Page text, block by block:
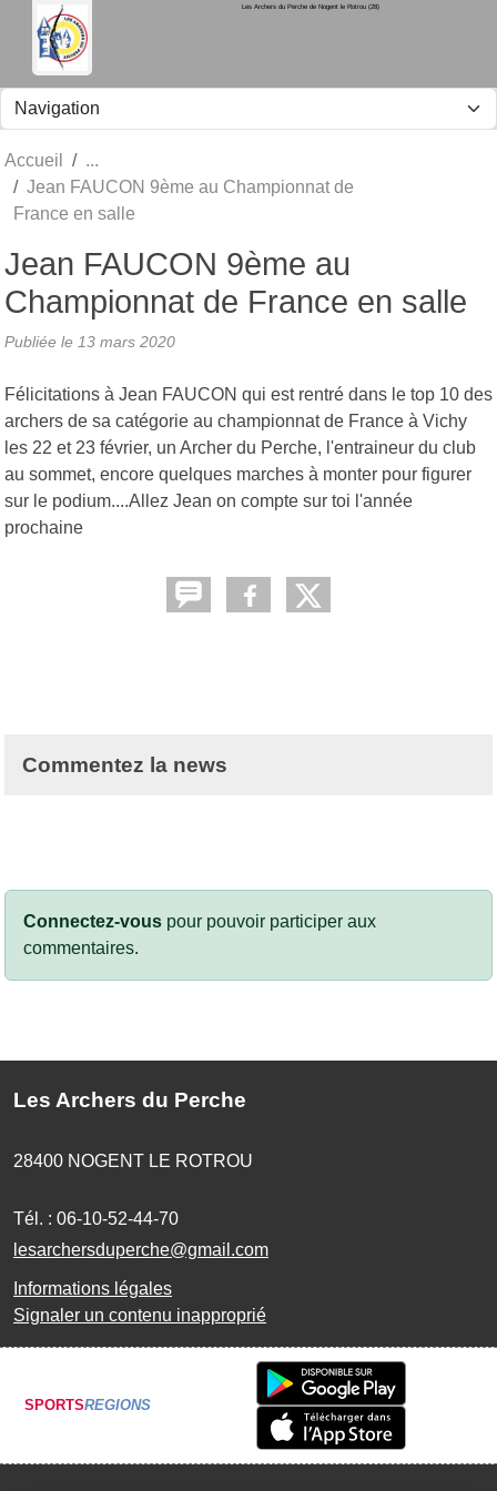
Les Archers du Perche de Nogent le Rotrou (28)
Accueil
Jean FAUCON 9ème au Championnat de
France en salle
Jean FAUCON 9ème au
Championnat de France en salle
Publiée le 13 mars 2020
Félicitations à Jean FAUCON qui est rentré dans le top 10 des
archers de sa catégorie au championnat de France à Vichy
les 22 et 23 février, un Archer du Perche, l'entraineur du club
au sommet, encore quelques marches à monter pour figurer
sur le podium....Allez Jean on compte sur toi l'année
prochaine
Commentez la news
Connectez-vous pour pouvoir participer aux
commentaires.
Les Archers du Perche
28400 NOGENT LE ROTROU
Tél. : 06-10-52-44-70
lesarchersduperche@gmail.com
Informations légales
Signaler un contenu inapproprié
SPORTSREGIONS
Panneau de gestion des cookies